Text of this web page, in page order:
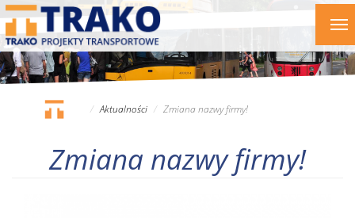
Przejdź
treści
Aktualności Zmiana nazwy firmy!
Zmiana nazwy firmy!